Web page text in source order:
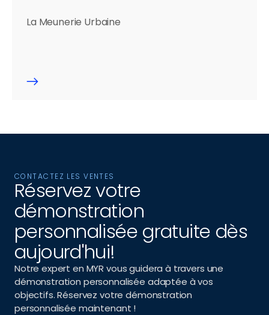
La Meunerie Urbaine
CONTACTEZ LES VENTES
Réservez votre
démonstration
personnalisée gratuite dès
aujourd'hui!
Notre expert en MYR vous guidera à travers une
démonstration personnalisée adaptée à vos
objectifs. Réservez votre démonstration
personnalisée maintenant !